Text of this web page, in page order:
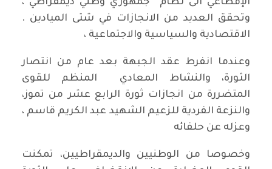
الإقطاعي الى نظام جمهوري وطني ديمقراطي ،
وتحقق العديد من الانجازات في شتى الميادين .
الاقتصادية والسياسية والاجتماعية ،
وعندما انفرط عقد الجبهة بعد عام من انتصار
الثورة، والنشاط المعادي المنظم للقوى
المتضررة من انجازات ثورة الرابع عشر من تموز،
والنزعة الفردية للزعيم الشهيد عبد الكريم قاسم ،
وعزله عن حلفائه
وخصوصا من الوطنيين والديمقراطيين، تمكنت